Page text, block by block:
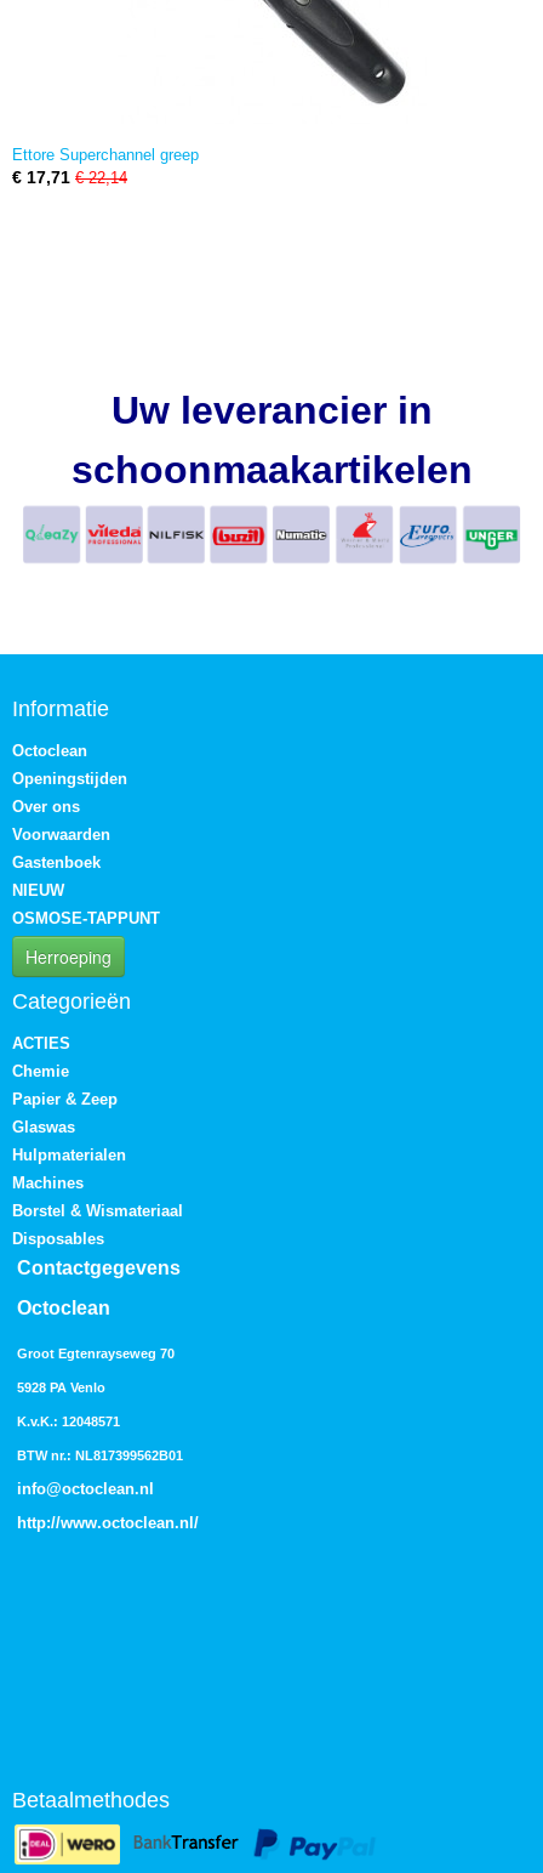
Ettore Superchannel greep
€ 17,71 € 22,14
Uw leverancier in
schoonmaakartikelen
Informatie
Octoclean
Openingstijden
Over ons
Voorwaarden
Gastenboek
NIEUW
OSMOSE-TAPPUNT
Herroeping
Categorieën
ACTIES
Chemie
Papier & Zeep
Glaswas
Hulpmaterialen
Machines
Borstel & Wismateriaal
Disposables
Contactgegevens
Octoclean
Groot Egtenrayseweg 70
5928 PA Venlo
K.v.K.: 12048571
BTW nr.: NL817399562B01
info@octoclean.nl
http://www.octoclean.nl /
Betaalmethodes